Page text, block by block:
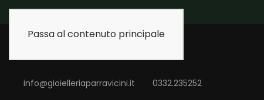
Passa al contenuto principale
info@gioielleriaparravicini.it 0332.235252